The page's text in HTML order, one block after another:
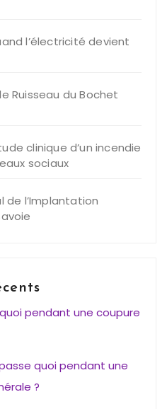
l’électricité devient
Ruisseau du Bochet
clinique d’un incendie
sociaux
de l’Implantation
pendant une coupure
quoi pendant une
?